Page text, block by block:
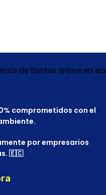
comprometidos con el
por empresarios
🇪🇨